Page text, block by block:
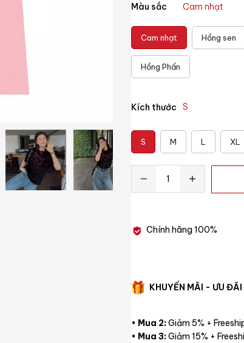
Màu sắc Cam nhạt
Cam nhạt Hồng sen
Hồng Phấn
Kích thước S
S M L XL
Chính hãng 100%
KHUYẾN MÃI - ƯU ĐÃI
• Mua 2:Giảm 5% +
• Mua 3:Giảm 15% +